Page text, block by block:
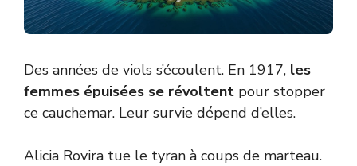
Des années de viols s’écoulent. En 1917, les
femmes épuisées se révoltent pour stopper
ce cauchemar. Leur survie dépend d’elles.
Alicia Rovira tue le tyran à coups de marteau.